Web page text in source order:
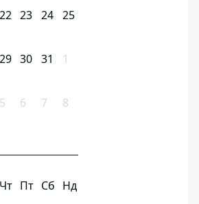
22 23 24 25
29 30 31 1
5 6 7 8
Чт Пт Сб Нд